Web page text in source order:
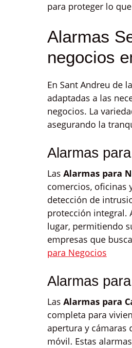
para proteger lo
Alarmas
negocios
En Sant Andreu de
adaptadas a las
negocios. La
asegurando la
Alarmas
Las Alarmas para
comercios, oficinas
detección de
protección integral.
lugar, permitiendo
empresas que
para Negocios
Alarmas
Las Alarmas para
completa para
apertura y cámaras
móvil. Estas